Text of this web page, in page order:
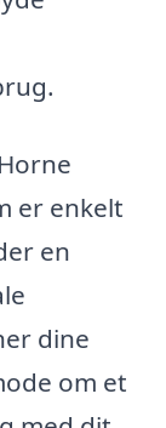
er enkelt
en
dine
om et